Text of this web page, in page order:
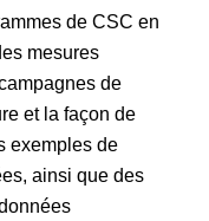
de CSC en
mesures
de
et la façon de
exemples de
ainsi que des